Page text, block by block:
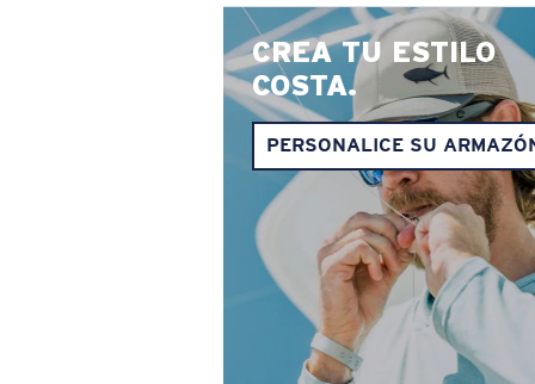
CREA TU ESTILO
COSTA.
PERSONALICE SU